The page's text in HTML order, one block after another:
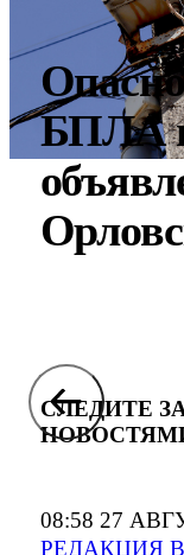
08:58 27
РЕДАКЦИЯ
БПЛА
СЛЕДИТЕ